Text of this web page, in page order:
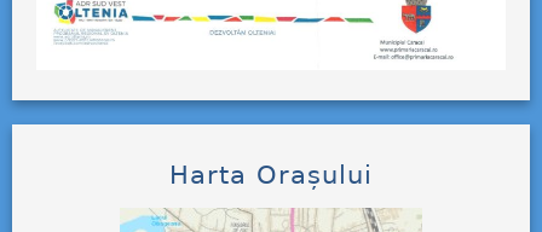
Harta Orașului